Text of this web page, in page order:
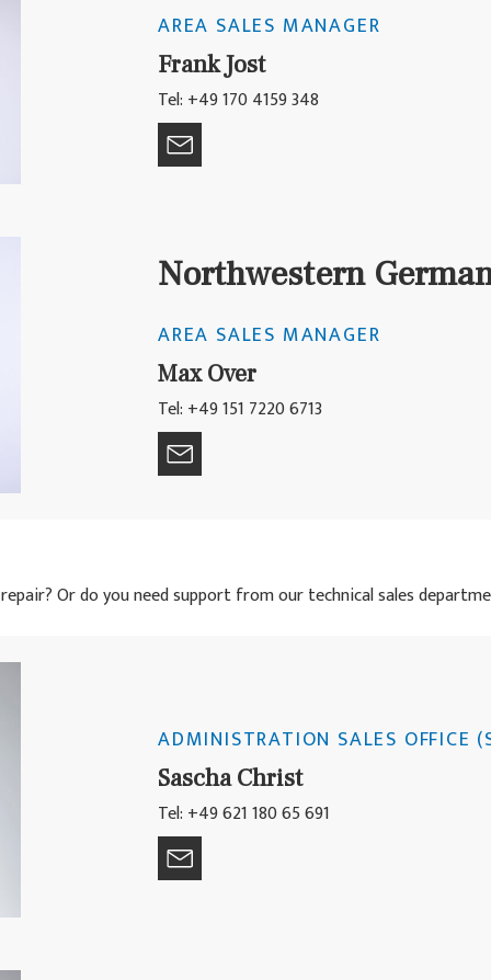
AREA SALES MANAGER
Frank Jost
Tel: +49 170 4159 348
Northwestern
AREA SALES MANAGER
Max Over
Tel: +49 151 7220 6713
Or do you need support from our technical sales
ADMINISTRATION SALES OFFICE
Sascha Christ
Tel: +49 621 180 65 691